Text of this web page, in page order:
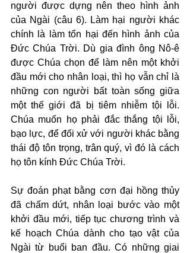
người được dựng nên theo hình ảnh
của Ngài (câu 6). Làm hại người khác
chính là làm tổn hại đến hình ảnh của
Đức Chúa Trời. Dù gia đình ông Nô-ê
được Chúa chọn để làm nên một khởi
đầu mới cho nhân loại, thì họ vẫn chỉ là
những con người bất toàn sống giữa
một thế giới đã bị tiêm nhiễm tội lỗi.
Chúa muốn họ phải đắc thắng tội lỗi,
bạo lực, để đối xử với người khác bằng
thái độ tôn trọng, trân quý, vì đó là cách
họ tôn kính Đức Chúa Trời.
Sự đoán phạt bằng cơn đại hồng thủy
đã chấm dứt, nhân loại bước vào một
khởi đầu mới, tiếp tục chương trình và
kế hoạch Chúa dành cho tạo vật của
Ngài từ buổi ban đầu. Có những giai